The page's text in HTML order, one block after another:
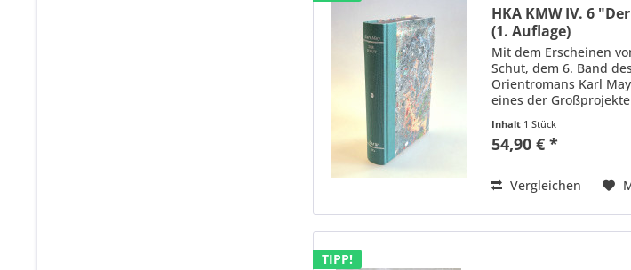
HKA KMW IV. 6
(1. Auflage)
Mit dem Erscheinen
Schut, dem 6. Band
Orientromans Karl
eines der
nach fast 40 Jahren
Abschluss. Nicht zuletzt
Inhalt 1 Stück
54,90 € *
Vergleichen
TIPP!